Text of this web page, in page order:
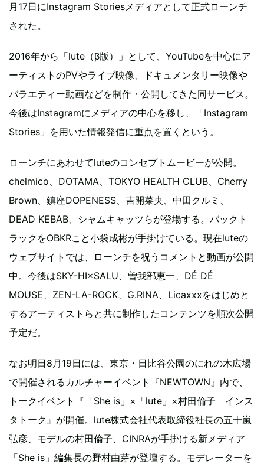
月17日にInstagram Storiesメディアとして正式ローンチ
された。
2016年から「lute（β版）」として、YouTubeを中心にア
ーティストのPVやライブ映像、ドキュメンタリー映像や
バラエティー動画などを制作・公開してきた同サービス。
今後はInstagramにメディアの中心を移し、「Instagram
Stories」を用いた情報発信に重点を置くという。
ローンチにあわせてluteのコンセプトムービーが公開。
chelmico、DOTAMA、TOKYO HEALTH CLUB、Cherry
Brown、鎮座DOPENESS、吉開菜央、中田クルミ、
DEAD KEBAB、シャムキャッツらが登場する。バックト
ラックをOBKRこと小袋成彬が手掛けている。現在luteの
ウェブサイトでは、ローンチを祝うコメントと動画が公開
中。今後はSKY-HI×SALU、曽我部恵一、DÉ DÉ
MOUSE、ZEN-LA-ROCK、G.RINA、Licaxxxをはじめと
するアーティストらと共に制作したコンテンツを順次公開
予定だ。
なお明日8月19日には、東京・日比谷公園のにれの木広場
で開催されるカルチャーイベント『NEWTOWN』内で、
トークイベント『「She is」×「lute」×村田倫子 インス
タトーク』が開催。lute株式会社代表取締役社長の五十嵐
弘彦、モデルの村田倫子、CINRAが手掛ける新メディア
「She is」編集長の野村由芽が登壇する。モデレーターを